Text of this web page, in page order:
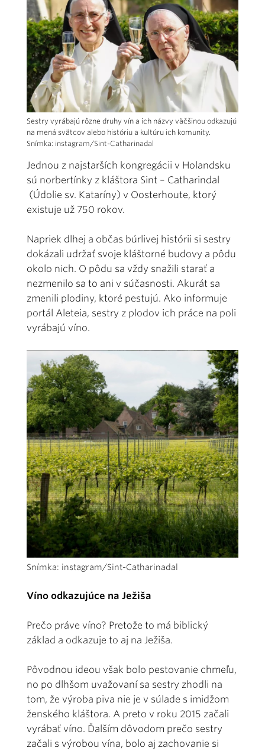
Sestry vyrábajú rôzne druhy vín a ich názvy väčšinou odkazujú
na mená svätcov alebo históriu a kultúru ich komunity.
Snímka: instagram/Sint-Catharinadal
Jednou z najstarších kongregácii v Holandsku
sú norbertínky z kláštora Sint – Catharindal
(Údolie sv. Kataríny) v Oosterhoute, ktorý
existuje už 750 rokov.
Napriek dlhej a občas búrlivej histórii si sestry
dokázali udržať svoje kláštorné budovy a pôdu
okolo nich. O pôdu sa vždy snažili starať a
nezmenilo sa to ani v súčasnosti. Akurát sa
zmenili plodiny, ktoré pestujú. Ako informuje
portál Aleteia, sestry z plodov ich práce na poli
vyrábajú víno.
Snímka: instagram/Sint-Catharinadal
Víno odkazujúce na Ježiša
Prečo práve víno? Pretože to má biblický
základ a odkazuje to aj na Ježiša.
Pôvodnou ideou však bolo pestovanie chmeľu,
no po dlhšom uvažovaní sa sestry zhodli na
tom, že výroba piva nie je v súlade s imidžom
ženského kláštora. A preto v roku 2015 začali
vyrábať víno. Ďalším dôvodom prečo sestry
začali s výrobou vína, bolo aj zachovanie si